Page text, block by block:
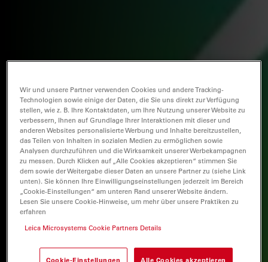
Wir und unsere Partner verwenden Cookies und andere Tracking-
Technologien sowie einige der Daten, die Sie uns direkt zur Verfügung
stellen, wie z. B. Ihre Kontaktdaten, um Ihre Nutzung unserer Website zu
verbessern, Ihnen auf Grundlage Ihrer Interaktionen mit dieser und
anderen Websites personalisierte Werbung und Inhalte bereitzustellen,
das Teilen von Inhalten in sozialen Medien zu ermöglichen sowie
Analysen durchzuführen und die Wirksamkeit unserer Werbekampagnen
zu messen. Durch Klicken auf „Alle Cookies akzeptieren“ stimmen Sie
dem sowie der Weitergabe dieser Daten an unsere Partner zu (siehe Link
unten). Sie können Ihre Einwilligungseinstellungen jederzeit im Bereich
„Cookie-Einstellungen“ am unteren Rand unserer Website ändern.
Lesen Sie unsere Cookie-Hinweise, um mehr über unsere Praktiken zu
erfahren
Leica Microsystems Cookie Partners Details
Cookie-Einstellungen Alle Cookies akzeptieren